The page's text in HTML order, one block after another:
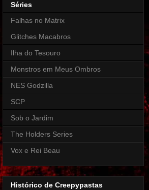
Séries
Falhas no Matrix
Glitches Macabros
Ilha do Tesouro
Monstros em Meus Ombros
NES Godzilla
SCP
Sob o Jardim
The Holders Series
Vox e Rei Beau
Histórico de Creepypastas